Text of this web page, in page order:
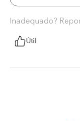
Inadequado?
Útil